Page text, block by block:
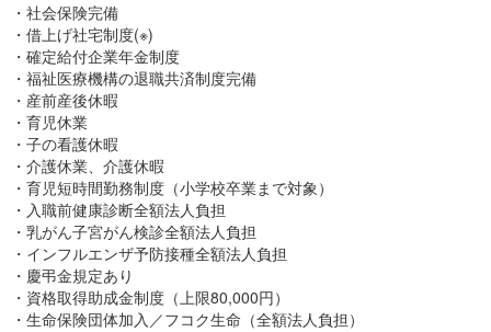
・社会保険完備
・借上げ社宅制度(※)
・確定給付企業年金制度
・福祉医療機構の退職共済制度完備
・産前産後休暇
・育児休業
・子の看護休暇
・介護休業、介護休暇
・育児短時間勤務制度（小学校卒業まで対象）
・入職前健康診断全額法人負担
・乳がん子宮がん検診全額法人負担
・インフルエンザ予防接種全額法人負担
・慶弔金規定あり
・資格取得助成金制度（上限80,000円）
・生命保険団体加入／フコク生命（全額法人負担）